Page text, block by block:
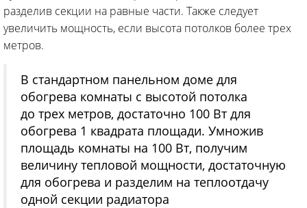
разделив секции на равные части. Также следует
увеличить мощность, если высота потолков более трех
метров.
В стандартном панельном доме для
обогрева комнаты с высотой потолка
до трех метров, достаточно 100 Вт для
обогрева 1 квадрата площади. Умножив
площадь комнаты на 100 Вт, получим
величину тепловой мощности, достаточную
для обогрева и разделим на теплоотдачу
одной секции радиатора